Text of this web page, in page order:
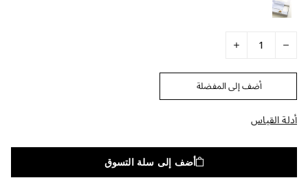
أضف إلى المفضلة
أدلة القياس
أضف إلى سلة التسوق